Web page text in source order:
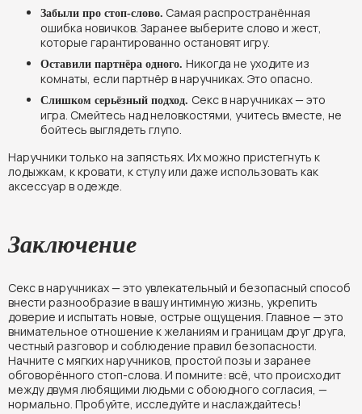
Забыли про стоп-слово. Самая распространённая
ошибка новичков. Заранее выберите слово и жест,
которые гарантированно остановят игру.
Оставили партнёра одного. Никогда не уходите из
комнаты, если партнёр в наручниках. Это опасно.
Слишком серьёзный подход. Секс в наручниках — это
игра. Смейтесь над неловкостями, учитесь вместе, не
бойтесь выглядеть глупо.
Наручники только на запястьях. Их можно пристегнуть к
лодыжкам, к кровати, к стулу или даже использовать как
аксессуар в одежде.
Заключение
Секс в наручниках — это увлекательный и безопасный способ
внести разнообразие в вашу интимную жизнь, укрепить
доверие и испытать новые, острые ощущения. Главное — это
внимательное отношение к желаниям и границам друг друга,
честный разговор и соблюдение правил безопасности.
Начните с мягких наручников, простой позы и заранее
обговорённого стоп-слова. И помните: всё, что происходит
между двумя любящими людьми с обоюдного согласия, —
нормально. Пробуйте, исследуйте и наслаждайтесь!